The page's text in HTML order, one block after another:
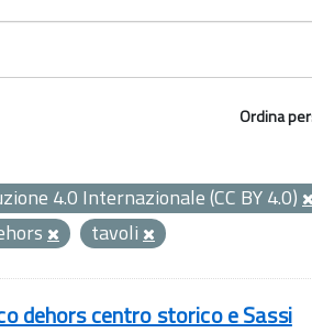
Ordina per
4.0 Internazionale (CC BY 4.0)
tavoli
dehors centro storico e Sassi